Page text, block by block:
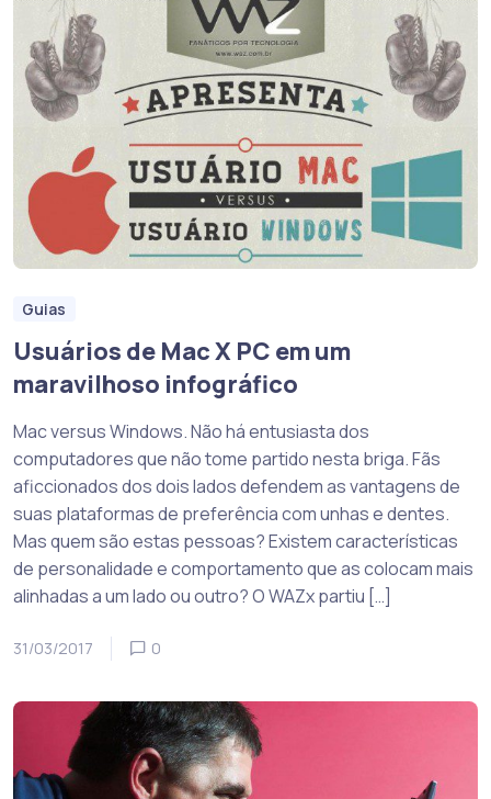
Guias
Usuários de Mac X PC em um
maravilhoso infográfico
Mac versus Windows. Não há entusiasta dos
computadores que não tome partido nesta briga. Fãs
aficcionados dos dois lados defendem as vantagens de
suas plataformas de preferência com unhas e dentes.
Mas quem são estas pessoas? Existem características
de personalidade e comportamento que as colocam mais
alinhadas a um lado ou outro? O WAZx partiu […]
31/03/2017 0